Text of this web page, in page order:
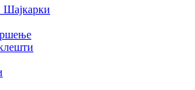
Шајкарки